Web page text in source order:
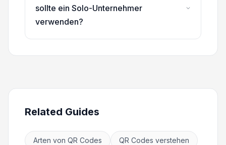
sollte ein Solo-Unternehmer
verwenden?
Related Guides
Arten von QR Codes QR Codes verstehen